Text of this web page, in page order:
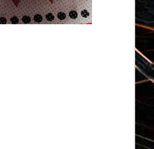
Gnocchi au pesto de
pistaches